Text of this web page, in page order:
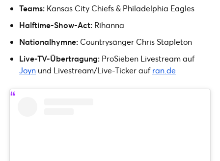
Teams: Kansas City Chiefs & Philadelphia Eagles
Halftime-Show-Act: Rihanna
Nationalhymne: Countrysänger Chris Stapleton
Live-TV-Übertragung: ProSieben Livestream auf
Joyn und Livestream/Live-Ticker aufran.de